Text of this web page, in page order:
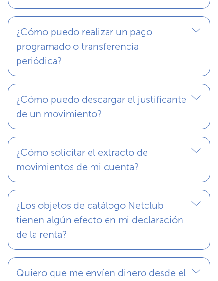
¿Cómo puedo realizar un pago
programado o transferencia
periódica?
¿Cómo puedo descargar el justificante
de un movimiento?
¿Cómo solicitar el extracto de
movimientos de mi cuenta?
¿Los objetos de catálogo Netclub
tienen algún efecto en mi declaración
de la renta?
Quiero que me envíen dinero desde el